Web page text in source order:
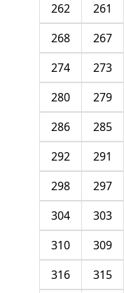
261
262
267
268
273
274
279
280
285
286
291
292
297
298
303
304
309
310
315
316